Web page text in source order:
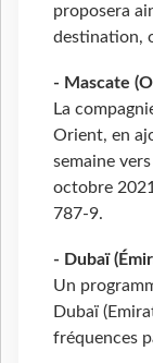
proposera
destination,
- Mascate
La
Orient, en
semaine
octobre
787-9.
- Dubaï
Un
Dubaï
fréquences